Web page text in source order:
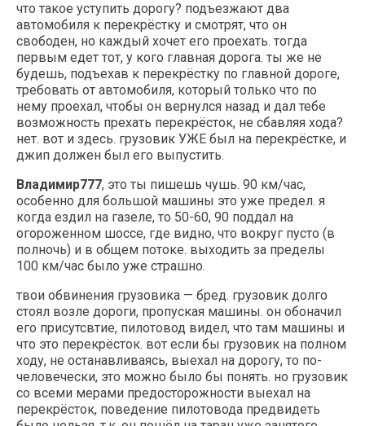
что такое уступить дорогу? подъезжают два
автомобиля к перекрёстку и смотрят, что он
свободен, но каждый хочет его проехать. тогда
первым едет тот, у кого главная дорога. ты же не
будешь, подъехав к перекрёстку по главной дороге,
требовать от автомобиля, который только что по
нему проехал, чтобы он вернулся назад и дал тебе
возможность прехать перекрёсток, не сбавляя хода?
нет. вот и здесь. грузовик УЖЕ был на перекрёстке, и
джип должен был его выпустить.
Владимир777, это ты пишешь чушь. 90 км/час,
особенно для большой машины это уже предел. я
когда ездил на газеле, то 50-60, 90 поддал на
огороженном шоссе, где видно, что вокруг пусто (в
полночь) и в общем потоке. выходить за пределы
100 км/час было уже страшно.
твои обвинения грузовика — бред. грузовик долго
стоял возле дороги, пропуская машины. он обоначил
его присутсвтие, пилотовод видел, что там машины и
что это перекрёсток. вот если бы грузовик на полном
ходу, не останавливаясь, выехал на дорогу, то по-
человечески, это можно было бы понять. но грузовик
со всеми мерами предосторожности выехал на
перекрёсток, поведение пилотовода предвидеть